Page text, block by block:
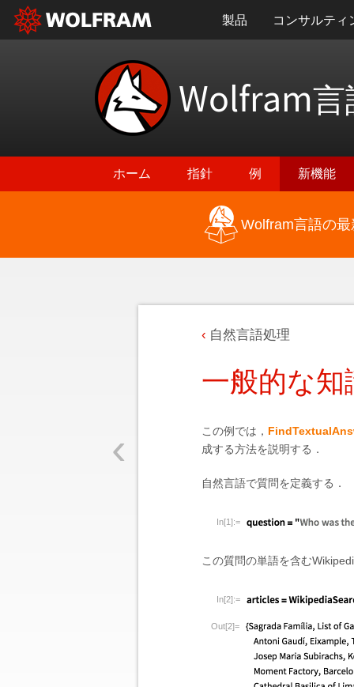
製品 コンサルティ
Wolfram言
ホーム 指針 例 新機能
Wolfram言語の
‹
自然言語処理
一般的な
この例では，
成する方法を説明する．
自然言語で質問を定義する．
In[1]:=
この質問の単語を含む
In[2]:=
Out[2]=